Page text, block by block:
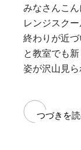
みなさんこ
レンジスク
終わりが近
と教室でも
姿が沢山見
つづきを